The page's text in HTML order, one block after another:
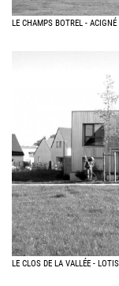
LE CHAMPS BOTREL - ACIGNÉ
LE CLOS DE LA VALLÉE -